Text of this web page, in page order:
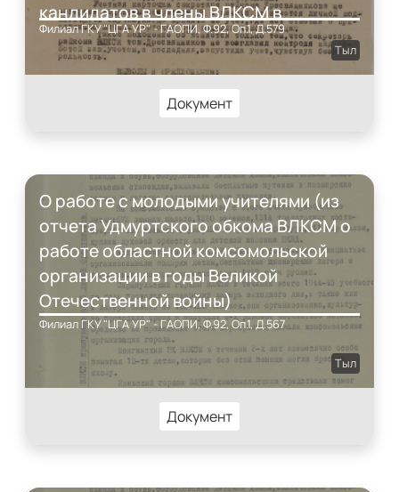
кандидатов в члены ВЛКСМ в
Старозятцинском райкоме
комсомола
Филиал ГКУ "ЦГА УР" - ГАОПИ, Ф.92, Оп.1, Д.579
Тыл
Документ
О работе с молодыми учителями (из
отчета Удмуртского обкома ВЛКСМ о
работе областной комсомольской
организации в годы Великой
Отечественной войны)
Филиал ГКУ "ЦГА УР" - ГАОПИ, Ф.92, Оп.1, Д.567
Тыл
Документ